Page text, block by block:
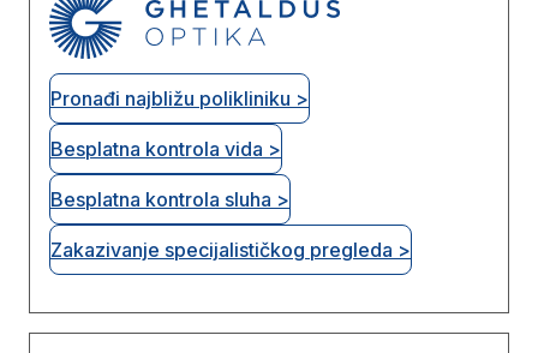
Pronađi najbližu polikliniku >
Besplatna kontrola vida >
Besplatna kontrola sluha >
Zakazivanje specijalističkog pregleda >